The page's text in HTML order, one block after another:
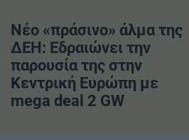
Νέο «πράσινο» άλμα της
ΔΕΗ: Εδραιώνει την
παρουσία της στην
Κεντρική Ευρώπη με
mega deal 2 GW